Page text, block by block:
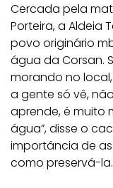
Cercada pela
Porteira, a Aldeia
povo originário
água da Corsan.
morando no
a gente só vê,
aprende, é muito
água”, disse o
importância de
como preservá-la.